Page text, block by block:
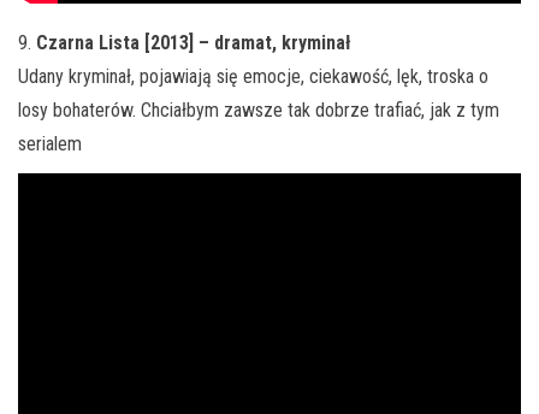
9. Czarna Lista [2013] – dramat, kryminał
Udany kryminał, pojawiają się emocje, ciekawość, lęk, troska o
losy bohaterów. Chciałbym zawsze tak dobrze trafiać, jak z tym
serialem